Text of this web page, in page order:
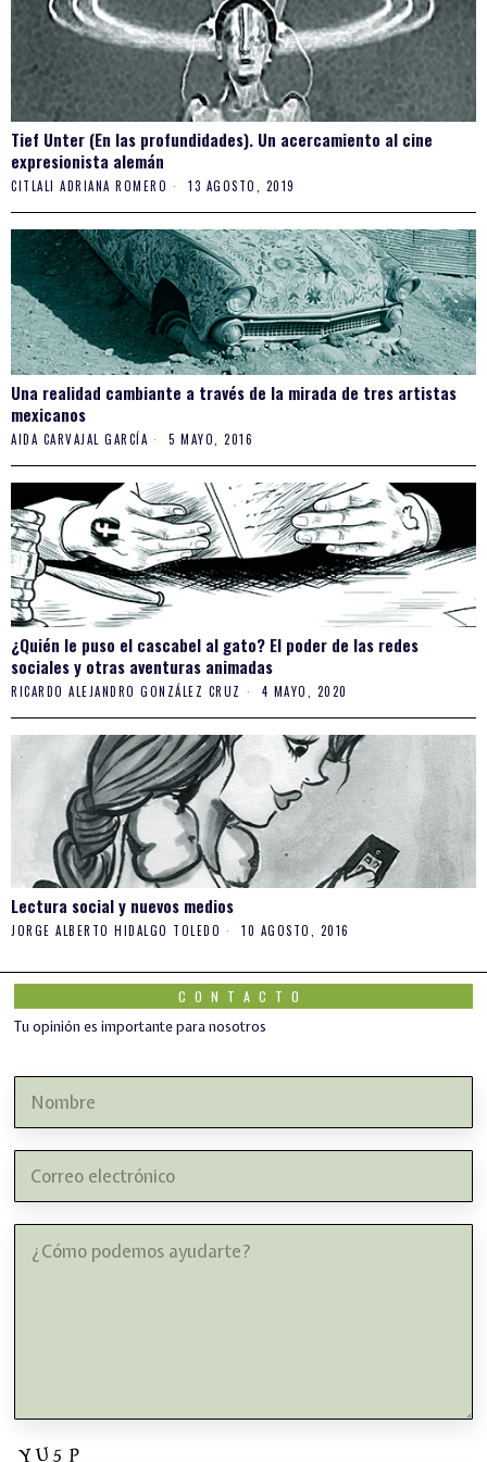
Tief Unter (En las profundidades). Un acercamiento al cine
expresionista alemán
CITLALI ADRIANA ROMERO 13 AGOSTO, 2019
Una realidad cambiante a través de la mirada de tres artistas
mexicanos
AIDA CARVAJAL GARCÍA 5 MAYO, 2016
¿Quién le puso el cascabel al gato? El poder de las redes
sociales y otras aventuras animadas
RICARDO ALEJANDRO GONZÁLEZ CRUZ 4 MAYO, 2020
Lectura social y nuevos medios
JORGE ALBERTO HIDALGO TOLEDO 10 AGOSTO, 2016
CONTACTO
Tu opinión es importante para nosotros